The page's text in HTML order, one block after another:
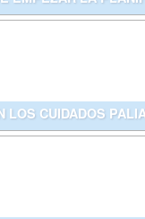
LOS CUIDADOS